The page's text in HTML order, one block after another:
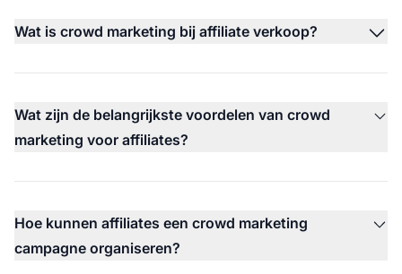
Wat is crowd marketing bij affiliate verkoop?
Wat zijn de belangrijkste voordelen van crowd
marketing voor affiliates?
Hoe kunnen affiliates een crowd marketing
campagne organiseren?